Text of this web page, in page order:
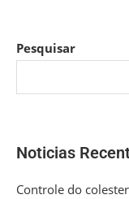
Pesquisar
Noticias
Controle do